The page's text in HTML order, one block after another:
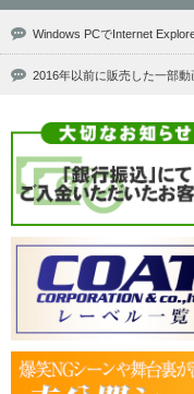
Windows PCでInternet
2016年以前に販売した一部